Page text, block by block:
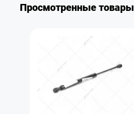
Просмотренные товары